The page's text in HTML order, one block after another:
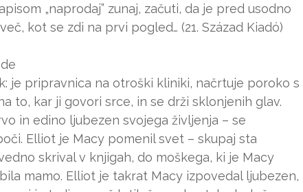
„naprodaj” zunaj, začuti, da je pred usodno
kot se zdi na prvi pogled… (21. Század Kiadó)
je pripravnica na otroški kliniki, načrtuje poroko s
to, kar ji govori srce, in se drži sklonjenih glav.
in edino ljubezen svojega življenja – se
Elliot je Macy pomenil svet – skupaj sta
skrival v knjigah, do moškega, ki je Macy
mamo. Elliot je takrat Macy izpovedal ljubezen,